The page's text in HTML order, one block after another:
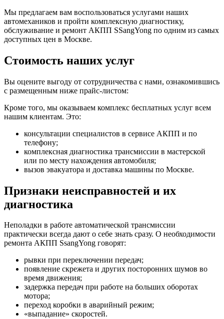
Мы предлагаем вам воспользоваться услугами наших
автомехаников и пройти комплексную диагностику,
обслуживание и ремонт АКПП SSangYong по одним из самых
доступных цен в Москве.
Стоимость наших услуг
Вы оцените выгоду от сотрудничества с нами, ознакомившись
с размещенным ниже прайс-листом:
Кроме того, мы оказываем комплекс бесплатных услуг всем
нашим клиентам. Это:
консультации специалистов в сервисе АКПП и по
телефону;
комплексная диагностика трансмиссии в мастерской
или по месту нахождения автомобиля;
вызов эвакуатора и доставка машины по Москве.
Признаки неисправностей и их
диагностика
Неполадки в работе автоматической трансмиссии
практически всегда дают о себе знать сразу. О необходимости
ремонта АКПП SsangYong говорят:
рывки при переключении передач;
появление скрежета и других посторонних шумов во
время движения;
задержка передач при работе на больших оборотах
мотора;
переход коробки в аварийный режим;
«выпадание» скоростей.